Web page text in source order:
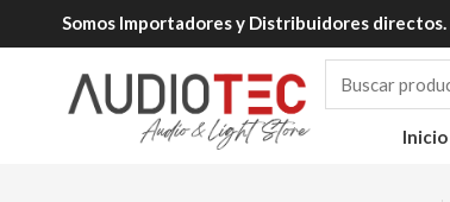
al
Somos Importadores y Distribuidores directos.
Inicio